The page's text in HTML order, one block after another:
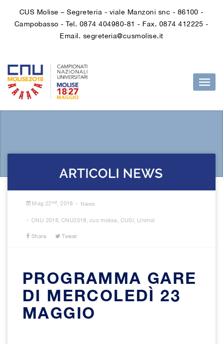
CUS Molise – Segreteria - viale Manzoni snc - 86100 -
Campobasso - Tel. 0874 404980-81 - Fax. 0874 412225 -
Email. segreteria@cusmolise.it
Mag 22nd , 2018 . News
. CNU 2018 ,CNU2018 cus molise CUSI Unimol
Share Tweet
PROGRAMMA GARE
DI MERCOLEDÌ 23
MAGGIO